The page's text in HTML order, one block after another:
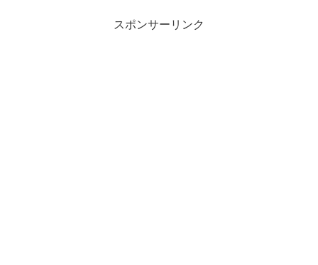
スポンサーリンク